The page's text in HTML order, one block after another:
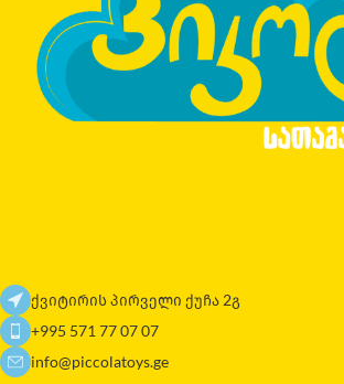
ქვიტირის პირველი ქუჩა 2გ
+995 571 77 07 07
info@piccolatoys.ge